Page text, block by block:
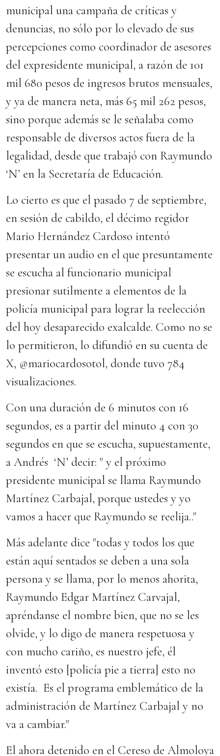
municipal una campaña de críticas y
denuncias, no sólo por lo elevado de sus
percepciones como coordinador de asesores
del expresidente municipal, a razón de 101
mil 680 pesos de ingresos brutos mensuales,
y ya de manera neta, más 65 mil 262 pesos,
sino porque además se le señalaba como
responsable de diversos actos fuera de la
legalidad, desde que trabajó con Raymundo
‘N’ en la Secretaría de Educación.
Lo cierto es que el pasado 7 de septiembre,
en sesión de cabildo, el décimo regidor
Mario Hernández Cardoso intentó
presentar un audio en el que presuntamente
se escucha al funcionario municipal
presionar sutilmente a elementos de la
policía municipal para lograr la reelección
del hoy desaparecido exalcalde. Como no se
lo permitieron, lo difundió en su cuenta de
X, @mariocardosotol, donde tuvo 784
visualizaciones.
Con una duración de 6 minutos con 16
segundos, es a partir del minuto 4 con 30
segundos en que se escucha, supuestamente,
a Andrés ‘N’ decir: " y el próximo
presidente municipal se llama Raymundo
Martínez Carbajal, porque ustedes y yo
vamos a hacer que Raymundo se reelija.."
Más adelante dice "todas y todos los que
están aquí sentados se deben a una sola
persona y se llama, por lo menos ahorita,
Raymundo Edgar Martínez Carvajal,
apréndanse el nombre bien, que no se les
olvide, y lo digo de manera respetuosa y
con mucho cariño, es nuestro jefe, él
inventó esto [policía pie a tierra] esto no
existía. Es el programa emblemático de la
administración de Martínez Carbajal y no
va a cambiar."
El ahora detenido en el Cereso de Almoloya